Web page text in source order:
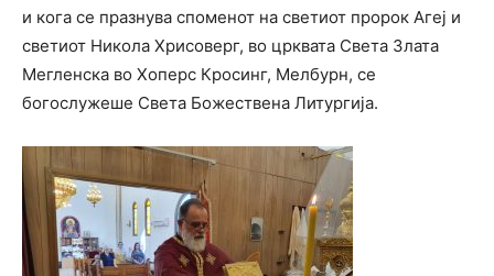
и кога се празнува споменот на светиот пророк Агеј и
светиот Никола Хрисоверг, во црквата Света Злата
Мегленска во Хоперс Кросинг, Мелбурн, се
богослужеше Света Божествена Литургија.